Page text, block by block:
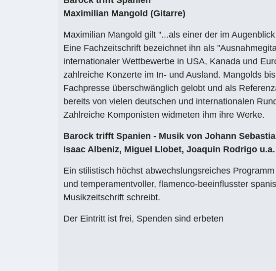
Maximilian Mangold (Gitarre)
Maximilian Mangold gilt "...als einer der im
Eine Fachzeitschrift bezeichnet ihn als
internationaler Wettbewerbe in USA, Kanada und
zahlreiche Konzerte im In- und Ausland. Mangolds
Fachpresse überschwänglich gelobt und als
bereits von vielen deutschen und internationalen
Zahlreiche Komponisten widmeten ihm ihre Werke.
Barock trifft Spanien - Musik von Johann
Isaac Albeniz, Miguel Llobet, Joaquin Rodrigo u.a.
Ein stilistisch höchst abwechslungsreiches
und temperamentvoller, flamenco-beeinflusster
Musikzeitschrift schreibt.
Der Eintritt ist frei, Spenden sind erbeten